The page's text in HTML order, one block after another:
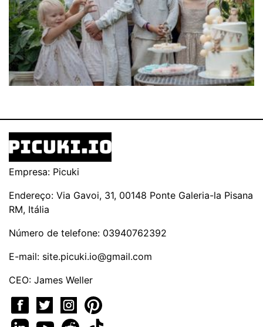
Empresa: Picuki
Endereço: Via Gavoi, 31, 00148 Ponte Galeria-la Pisana
RM, Itália
Número de telefone: 03940762392
E-mail: site.picuki.io@gmail.com
CEO: James Weller